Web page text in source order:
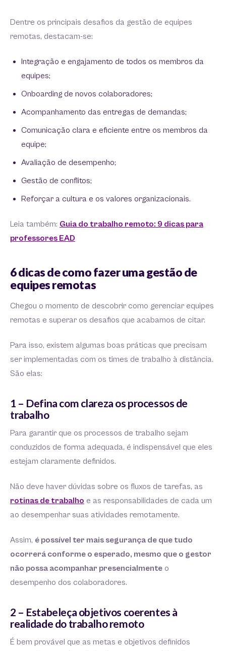
Dentre os principais desafios da gestão de equipes
remotas, destacam-se:
Integração e engajamento de todos os membros da
equipes;
Onboarding de novos colaboradores;
Acompanhamento das entregas de demandas;
Comunicação clara e eficiente entre os membros da
equipe;
Avaliação de desempenho;
Gestão de conflitos;
Reforçar a cultura e os valores organizacionais.
Leia também: Guia do trabalho remoto: 9 dicas para
professores EAD
6 dicas de como fazer uma gestão de
equipes remotas
Chegou o momento de descobrir como gerenciar equipes
remotas e superar os desafios que acabamos de citar.
Para isso, existem algumas boas práticas que precisam
ser implementadas com os times de trabalho à distância.
São elas:
1 – Defina com clareza os processos de
trabalho
Para garantir que os processos de trabalho sejam
conduzidos de forma adequada, é indispensável que eles
estejam claramente definidos.
Não deve haver dúvidas sobre os fluxos de tarefas, as
rotinas de trabalho e as responsabilidades de cada um
ao desempenhar suas atividades remotamente.
Assim, é possível ter mais segurança de que tudo
ocorrerá conforme o esperado, mesmo que o gestor
não possa acompanhar presencialmente o
desempenho dos colaboradores.
2 – Estabeleça objetivos coerentes à
realidade do trabalho remoto
É bem provável que as metas e objetivos definidos